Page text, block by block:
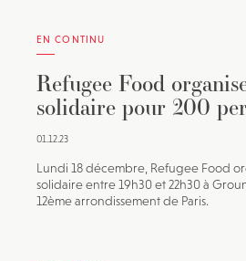
EN CONTINU
Refugee Food
solidaire pour 200
01.12.23
Lundi 18 décembre, Refugee Food
solidaire entre 19h30 et 22h30 à
12ème arrondissement de Paris.